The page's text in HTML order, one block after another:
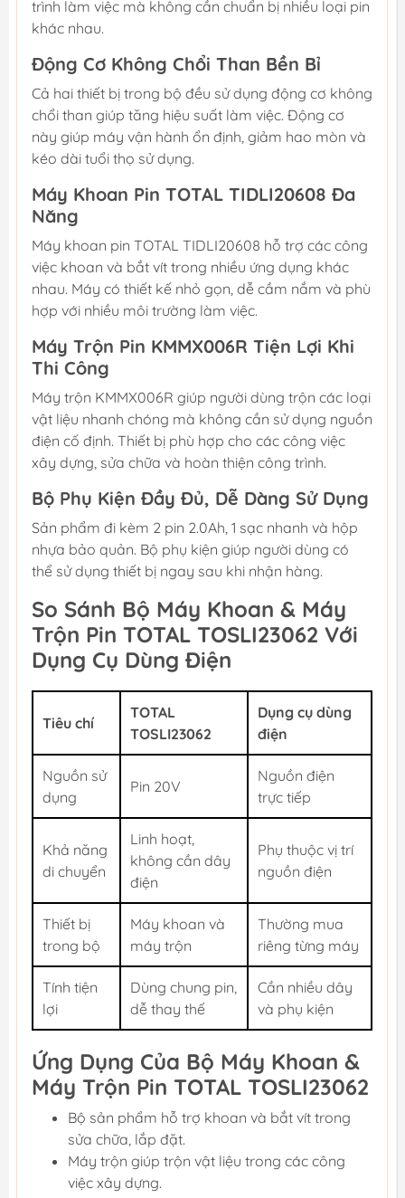
trình làm việc mà không cần chuẩn bị nhiều loại pin
khác nhau.
Động Cơ Không Chổi Than Bền Bỉ
Cả hai thiết bị trong bộ đều sử dụng động cơ không
chổi than giúp tăng hiệu suất làm việc. Động cơ
này giúp máy vận hành ổn định, giảm hao mòn và
kéo dài tuổi thọ sử dụng.
Máy Khoan Pin TOTAL TIDLI20608 Đa
Năng
Máy khoan pin TOTAL TIDLI20608 hỗ trợ các công
việc khoan và bắt vít trong nhiều ứng dụng khác
nhau. Máy có thiết kế nhỏ gọn, dễ cầm nắm và phù
hợp với nhiều môi trường làm việc.
Máy Trộn Pin KMMX006R Tiện Lợi Khi
Thi Công
Máy trộn KMMX006R giúp người dùng trộn các loại
vật liệu nhanh chóng mà không cần sử dụng nguồn
điện cố định. Thiết bị phù hợp cho các công việc
xây dựng, sửa chữa và hoàn thiện công trình.
Bộ Phụ Kiện Đầy Đủ, Dễ Dàng Sử Dụng
Sản phẩm đi kèm 2 pin 2.0Ah, 1 sạc nhanh và hộp
nhựa bảo quản. Bộ phụ kiện giúp người dùng có
thể sử dụng thiết bị ngay sau khi nhận hàng.
So Sánh Bộ Máy Khoan & Máy
Trộn Pin TOTAL TOSLI23062 Với
Dụng Cụ Dùng Điện
Tiêu chí
TOTAL
TOSLI23062
Dụng cụ dùng
điện
Nguồn sử
dụng
Pin 20V
Nguồn điện
trực tiếp
Khả năng
di chuyển
Linh hoạt,
không cần dây
điện
Phụ thuộc vị trí
nguồn điện
Thiết bị
trong bộ
Máy khoan và
máy trộn
Thường mua
riêng từng máy
Tính tiện
lợi
Dùng chung pin,
dễ thay thế
Cần nhiều dây
và phụ kiện
Ứng Dụng Của Bộ Máy Khoan &
Máy Trộn Pin TOTAL TOSLI23062
Bộ sản phẩm hỗ trợ khoan và bắt vít trong
sửa chữa, lắp đặt.
Máy trộn giúp trộn vật liệu trong các công
việc xây dựng.